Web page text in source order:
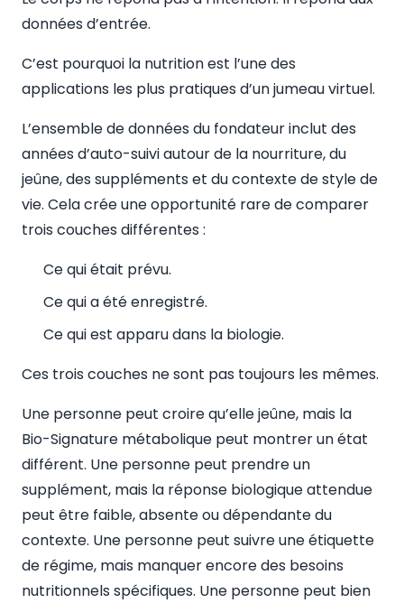
données d’entrée.
C’est pourquoi la nutrition est l’une des
applications les plus pratiques d’un jumeau virtuel.
L’ensemble de données du fondateur inclut des
années d’auto-suivi autour de la nourriture, du
jeûne, des suppléments et du contexte de style de
vie. Cela crée une opportunité rare de comparer
trois couches différentes :
Ce qui était prévu.
Ce qui a été enregistré.
Ce qui est apparu dans la biologie.
Ces trois couches ne sont pas toujours les mêmes.
Une personne peut croire qu’elle jeûne, mais la
Bio-Signature métabolique peut montrer un état
différent. Une personne peut prendre un
supplément, mais la réponse biologique attendue
peut être faible, absente ou dépendante du
contexte. Une personne peut suivre une étiquette
de régime, mais manquer encore des besoins
nutritionnels spécifiques. Une personne peut bien